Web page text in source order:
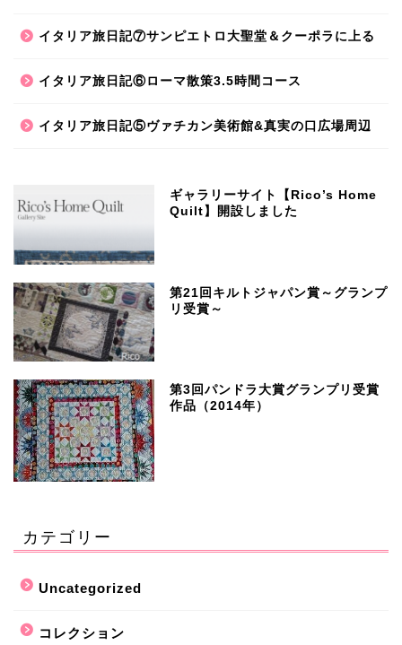
イタリア旅日記⑦サンピエトロ大聖堂＆クーポラに上る
イタリア旅日記⑥ローマ散策3.5時間コース
イタリア旅日記⑤ヴァチカン美術館&真実の口広場周辺
ギャラリーサイト【Rico’s Home
Quilt】開設しました
第21回キルトジャパン賞～グランプ
リ受賞～
第3回パンドラ大賞グランプリ受賞
作品（2014年）
カテゴリー
Uncategorized
コレクション